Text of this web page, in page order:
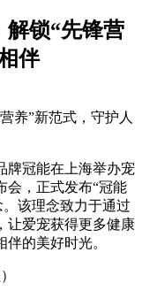
解锁“先锋营
伴
牌冠能在上海举办宠
会，正式发布“冠能
该理念致力于通过
让爱宠获得更多健康
的美好时光。